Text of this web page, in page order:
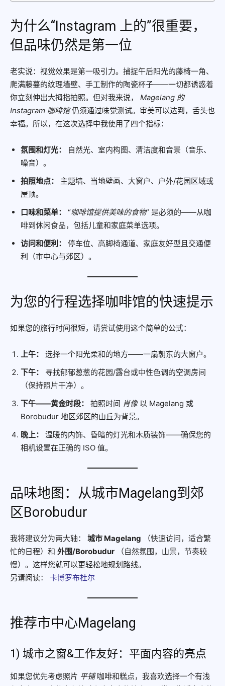
为什么“Instagram 上的”很重要，
但品味仍然是第一位
老实说：视觉效果是第一吸引力。捕捉午后阳光的藤椅一角、
爬满藤蔓的纹理墙壁、手工制作的陶瓷杯子——一切都诱惑着
你立刻伸出大拇指拍照。但对我来说， Magelang 的
Instagram 咖啡馆仍须通过味觉测试。审美可以达到，舌头也
幸福。所以，在这次选择中我使用了四个指标：
氛围和灯光：
自然光、室内构图、清洁度和音景（音乐、
噪音）。
拍照地点：
主题墙、当地壁画、大窗户、户外/花园区域或
屋顶。
口味和菜单：
“咖啡馆提供美味的食物” 是必须的——从咖
啡到休闲食品，包括儿童和家庭菜单选项。
访问和便利：
停车位、高脚椅通道、家庭友好型且交通便
利（市中心与郊区）。
为您的行程选择咖啡馆的快速提示
如果您的旅行时间很短，请尝试使用这个简单的公式：
上午：
选择一个阳光柔和的地方——一扇朝东的大窗户。
下午：
寻找郁郁葱葱的花园/露台或中性色调的空调房间
（保持照片干净）。
下午——黄金时段：
拍照时间 肖像以 Magelang 或
Borobudur 地区郊区的山丘为背景。
晚上：
温暖的内饰、昏暗的灯光和木质装饰——确保您的
相机设置在正确的 ISO 值。
品味地图：从城市Magelang到郊
区Borobudur
我将建议分为两大轴： 城市 Magelang （快速访问，适合繁
忙的日程）和 外围/Borobudur （自然氛围，山景，节奏较
慢）。这样您就可以更轻松地规划路线。
另请阅读： 卡博罗布杜尔
推荐市中心Magelang
1) 城市之窗&工作友好：平面内容的亮点
如果您优先考虑照片 平铺咖啡和糕点，我喜欢选择一个有浅